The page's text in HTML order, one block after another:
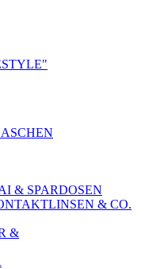
& SPARDOSEN
& CO.
&